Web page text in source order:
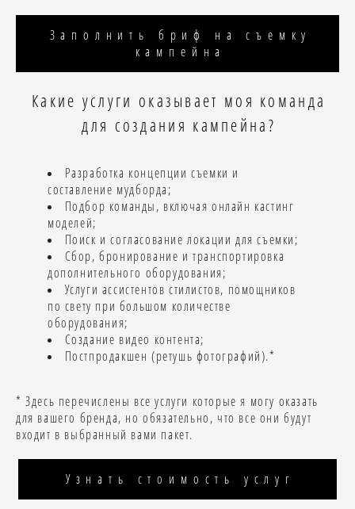
Заполнить бриф на съемку
кампейна
Какие услуги оказывает моя команда
для создания кампейна?
Разработка концепции съемки и
составление мудборда;
Подбор команды, включая онлайн кастинг
моделей;
Поиск и согласование локации для съемки;
Сбор, бронирование и транспортировка
дополнительного оборудования;
Услуги ассистентов стилистов, помощников
по свету при большом количестве
оборудования;
Создание видео контента;
Постпродакшен (ретушь фотографий).*
* Здесь перечислены все услуги которые я могу оказать
для вашего бренда, но обязательно, что все они будут
входит в выбранный вами пакет.
Узнать стоимость услуг